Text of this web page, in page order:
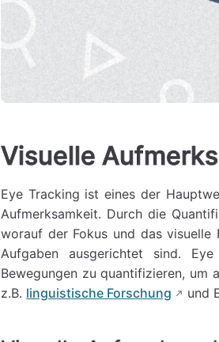
Visuelle
Eye Tracking ist eines der
Aufmerksamkeit. Durch die
worauf der Fokus und das visuelle
Aufgaben ausgerichtet sind.
Bewegungen zu quantifizieren, um
z.B. linguistische Forschung und